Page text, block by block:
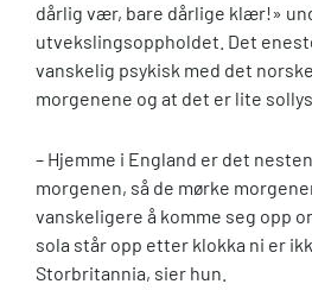
dårlig vær, bare dårlige klær!»
utvekslingsoppholdet. Det
vanskelig psykisk med det
morgenene og at det er lite
– Hjemme i England er det
morgenen, så de mørke
vanskeligere å komme seg opp
sola står opp etter klokka ni er
Storbritannia, sier hun.